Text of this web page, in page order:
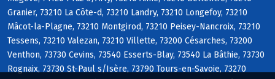
Granier, 73210 La Côte-d, 73210 Landry, 73210 Longefoy, 73210
Mâcot-la-Plagne, 73210 Montgirod, 73210 Peisey-Nancroix, 73210
Tessens, 73210 Valezan, 73210 Villette, 73200 Césarches, 73200
Venthon, 73730 Cevins, 73540 Esserts-Blay, 73540 La Bâthie, 73730
Rognaix, 73730 St-Paul s/Isère, 73790 Tours-en-Savoie, 73270